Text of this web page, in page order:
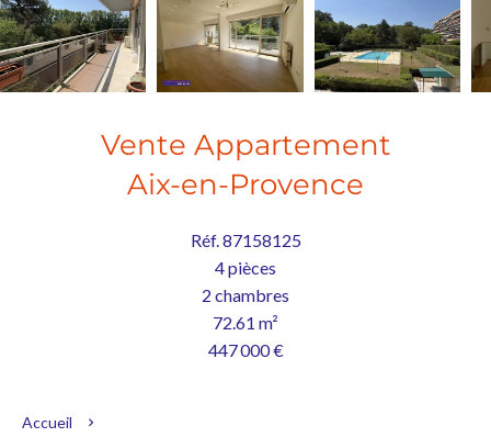
Vente Appartement
Aix-en-Provence
Réf. 87158125
4 pièces
2 chambres
72.61 m²
447 000 €
Accueil